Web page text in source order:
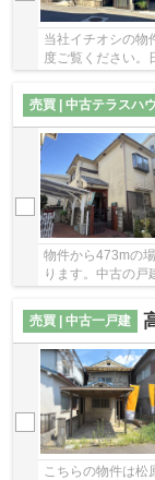
当社イチオシの
度ご覧ください。
売買 | 中古テラスハ
物件から473mの
ります。中古の戸
売買 | 中古一戸建
こちらの物件は松